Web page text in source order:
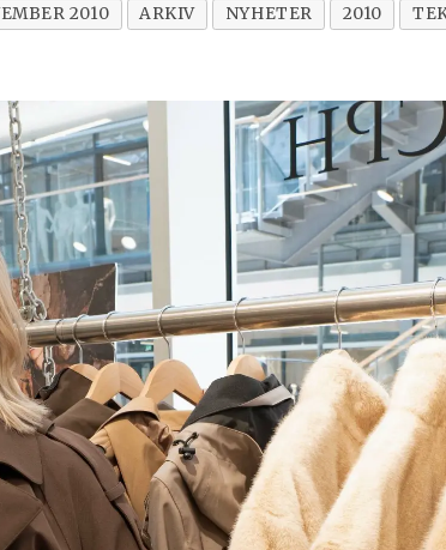
2010 ARKIV NYHETER 2010